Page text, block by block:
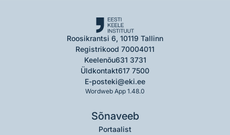
Roosikrantsi 6, 10119 Tallinn
Registrikood 70004011
Keelenõu631 3731
Üldkontakt617 7500
E-posteki@eki.ee
Wordweb App 1.48.0
Sõnaveeb
Portaalist